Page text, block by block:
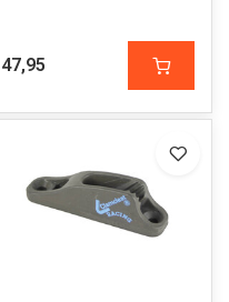
47,95